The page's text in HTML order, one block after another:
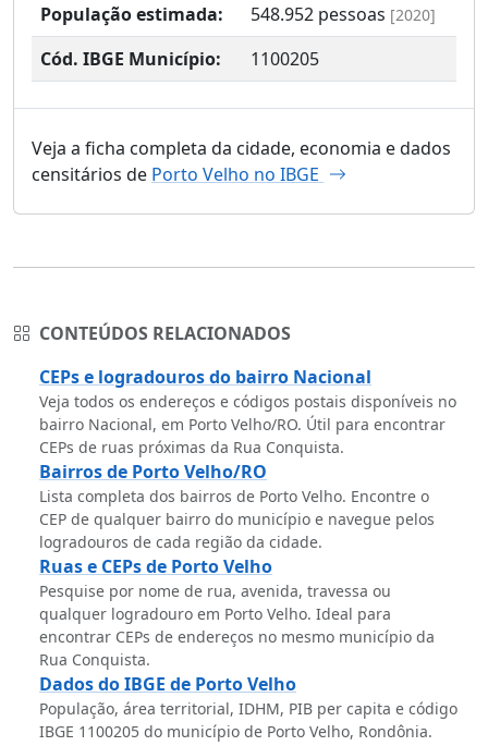
População estimada:
548.952 pessoas [2020]
Cód. IBGE Município: 1100205
Veja a ficha completa da cidade, economia e dados
censitários de Porto Velho no IBGE
CONTEÚDOS RELACIONADOS
CEPs e logradouros do bairro Nacional
Veja todos os endereços e códigos postais disponíveis no
bairro Nacional, em Porto Velho/RO. Útil para encontrar
CEPs de ruas próximas da Rua Conquista.
Bairros de Porto Velho/RO
Lista completa dos bairros de Porto Velho. Encontre o
CEP de qualquer bairro do município e navegue pelos
logradouros de cada região da cidade.
Ruas e CEPs de Porto Velho
Pesquise por nome de rua, avenida, travessa ou
qualquer logradouro em Porto Velho. Ideal para
encontrar CEPs de endereços no mesmo município da
Rua Conquista.
Dados do IBGE de Porto Velho
População, área territorial, IDHM, PIB per capita e código
IBGE 1100205 do município de Porto Velho, Rondônia.